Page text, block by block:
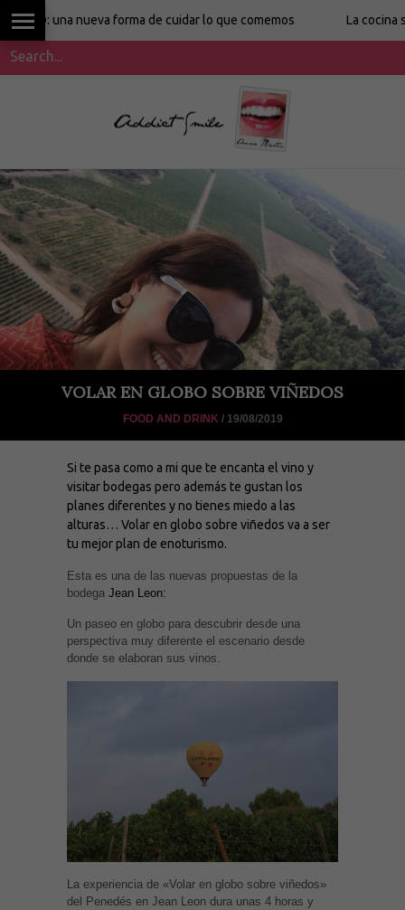
una nueva forma de cuidar lo que comemos La cocina sin
VOLAR EN GLOBO SOBRE VIÑEDOS
FOOD AND DRINK / 19/08/2019
Si te pasa como a mi que te encanta el vino y
visitar bodegas pero además te gustan los
planes diferentes y no tienes miedo a las
alturas… Volar en globo sobre viñedos va a ser
tu mejor plan de enoturismo.
Esta es una de las nuevas propuestas de la
bodega Jean Leon:
Un paseo en globo para descubrir desde una
perspectiva muy diferente el escenario desde
donde se elaboran sus vinos.
La experiencia de «Volar en globo sobre viñedos»
del Penedés en Jean Leon dura unas 4 horas y